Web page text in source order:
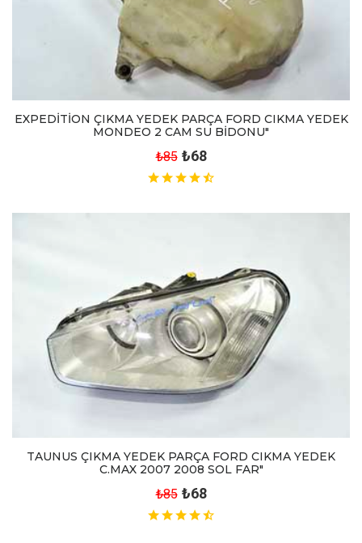
EXPEDİTİON ÇIKMA YEDEK PARÇA FORD CIKMA YEDEK
MONDEO 2 CAM SU BİDONU"
₺85 ₺68
TAUNUS ÇIKMA YEDEK PARÇA FORD CIKMA YEDEK
C.MAX 2007 2008 SOL FAR"
₺85 ₺68